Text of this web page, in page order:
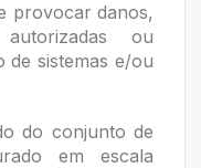
provocar danos,
ou
sistemas e/ou
do conjunto de
em escala